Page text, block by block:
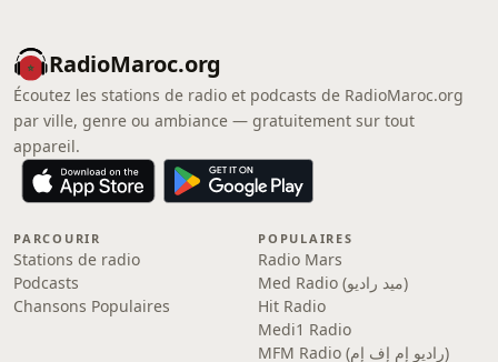
RadioMaroc.org
Écoutez les stations de radio et podcasts de RadioMaroc.org
par ville, genre ou ambiance — gratuitement sur tout
appareil.
PARCOURIR
Stations de radio
Podcasts
Chansons Populaires
POPULAIRES
Radio Mars
Med Radio (ميد راديو)
Hit Radio
Medi1 Radio
MFM Radio (راديو إم إف إم)